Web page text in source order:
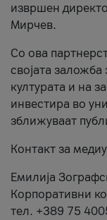
извршен
Мирчев.
Со ова
својата
културата и на
инвестира во
зближуваат
Контакт за
Емилија
Корпоративни
тел. +389 75